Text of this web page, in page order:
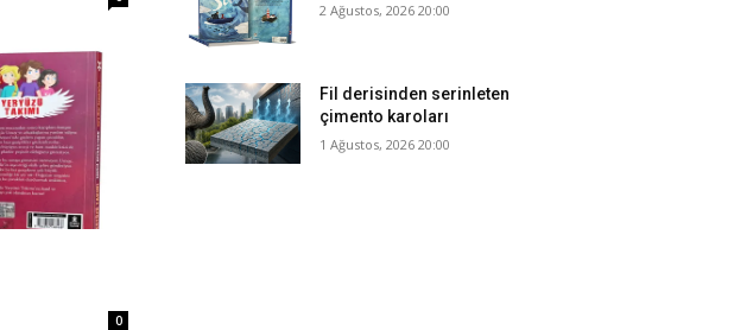
0
2 Ağustos, 2026 20:00
Fil derisinden serinleten
çimento karoları
1 Ağustos, 2026 20:00